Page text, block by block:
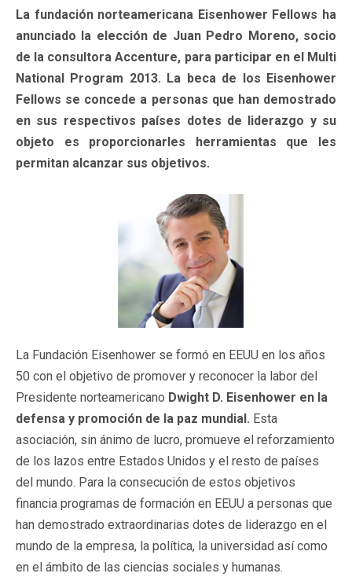
La fundación norteamericana Eisenhower Fellows ha
anunciado la elección de Juan Pedro Moreno, socio
de la consultora Accenture, para participar en el Multi
National Program 2013. La beca de los Eisenhower
Fellows se concede a personas que han demostrado
en sus respectivos países dotes de liderazgo y su
objeto es proporcionarles herramientas que les
permitan alcanzar sus objetivos.
La Fundación Eisenhower se formó en EEUU en los años
50 con el objetivo de promover y reconocer la labor del
Presidente norteamericano Dwight D. Eisenhower en la
defensa y promoción de la paz mundial. Esta
asociación, sin ánimo de lucro, promueve el reforzamiento
de los lazos entre Estados Unidos y el resto de países
del mundo. Para la consecución de estos objetivos
financia programas de formación en EEUU a personas que
han demostrado extraordinarias dotes de liderazgo en el
mundo de la empresa, la política, la universidad así como
en el ámbito de las ciencias sociales y humanas.